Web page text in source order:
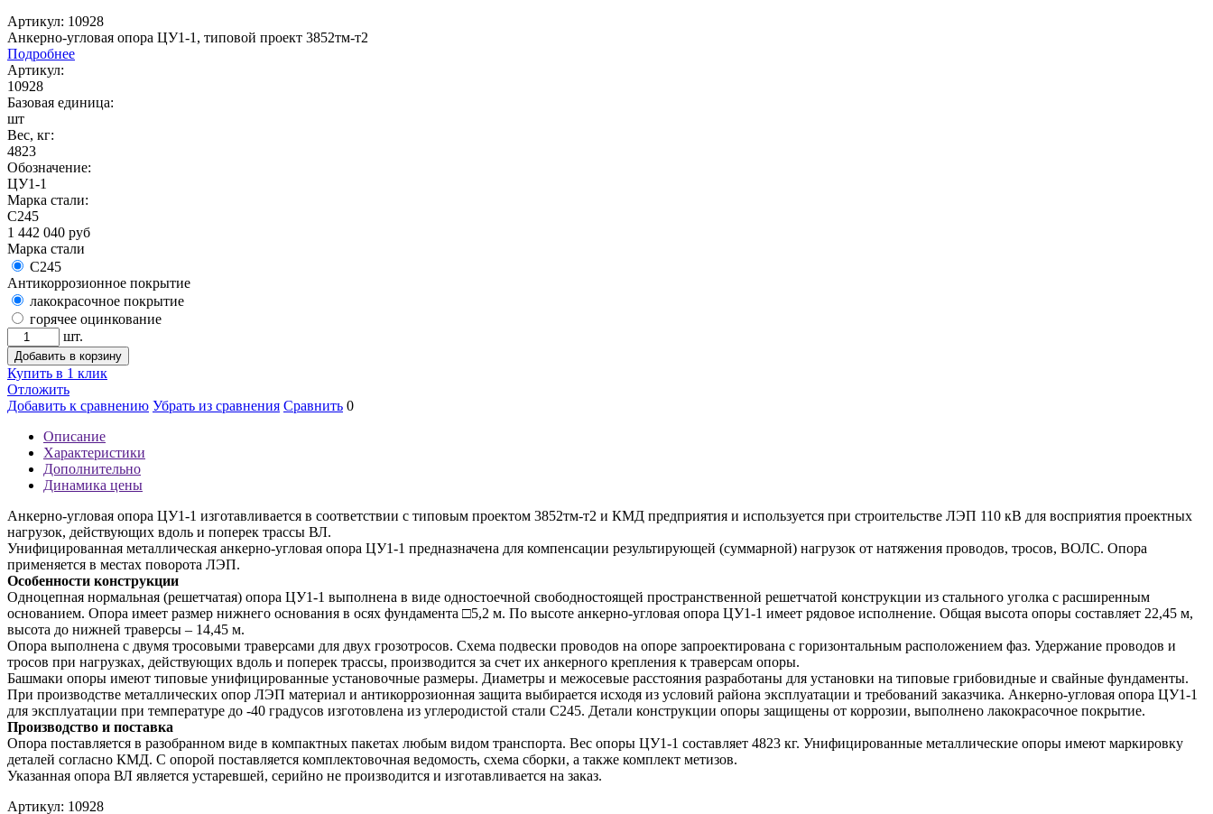
Артикул: 10928
Анкерно-угловая опора ЦУ1-1, типовой проект 3852тм-т2
Подробнее
Артикул:
10928
Базовая единица:
шт
Вес, кг:
4823
Обозначение:
ЦУ1-1
Марка стали:
С245
1 442 040 руб
Марка стали
С245
Антикоррозионное покрытие
лакокрасочное покрытие
горячее оцинкование
шт.
Добавить в корзину
Купить в 1 клик
Отложить
Добавить к сравнению Убрать из сравнения Сравнить 0
Описание
Характеристики
Дополнительно
Динамика цены
Анкерно-угловая опора ЦУ1-1 изготавливается в соответствии с типовым проектом 3852тм-т2 и КМД предприятия и используется при строительстве ЛЭП 110 кВ для восприятия проектных
нагрузок, действующих вдоль и поперек трассы ВЛ.
Унифицированная металлическая анкерно-угловая опора ЦУ1-1 предназначена для компенсации результирующей (суммарной) нагрузок от натяжения проводов, тросов, ВОЛС. Опора
применяется в местах поворота ЛЭП.
Особенности конструкции
Одноцепная нормальная (решетчатая) опора ЦУ1-1 выполнена в виде одностоечной свободностоящей пространственной решетчатой конструкции из стального уголка с расширенным
основанием. Опора имеет размер нижнего основания в осях фундамента □5,2 м. По высоте анкерно-угловая опора ЦУ1-1 имеет рядовое исполнение. Общая высота опоры составляет 22,45 м,
высота до нижней траверсы – 14,45 м.
Опора выполнена с двумя тросовыми траверсами для двух грозотросов. Схема подвески проводов на опоре запроектирована с горизонтальным расположением фаз. Удержание проводов и
тросов при нагрузках, действующих вдоль и поперек трассы, производится за счет их анкерного крепления к траверсам опоры.
Башмаки опоры имеют типовые унифицированные установочные размеры. Диаметры и межосевые расстояния разработаны для установки на типовые грибовидные и свайные фундаменты.
При производстве металлических опор ЛЭП материал и антикоррозионная защита выбирается исходя из условий района эксплуатации и требований заказчика. Анкерно-угловая опора ЦУ1-1
для эксплуатации при температуре до -40 градусов изготовлена из углеродистой стали С245. Детали конструкции опоры защищены от коррозии, выполнено лакокрасочное покрытие.
Производство и поставка
Опора поставляется в разобранном виде в компактных пакетах любым видом транспорта. Вес опоры ЦУ1-1 составляет 4823 кг. Унифицированные металлические опоры имеют маркировку
деталей согласно КМД. С опорой поставляется комплектовочная ведомость, схема сборки, а также комплект метизов.
Указанная опора ВЛ является устаревшей, серийно не производится и изготавливается на заказ.
Артикул: 10928